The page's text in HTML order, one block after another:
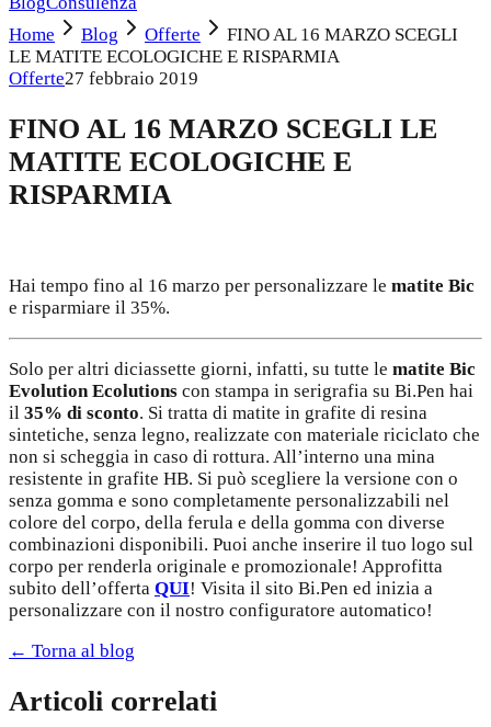
Home
Blog Offerte
FINO AL 16 MARZO SCEGLI
LE MATITE ECOLOGICHE E RISPARMIA
Offerte27 febbraio 2019
FINO AL 16 MARZO SCEGLI LE
MATITE ECOLOGICHE E
RISPARMIA
Hai tempo fino al 16 marzo per personalizzare le matite Bic
e risparmiare il 35%.
Solo per altri diciassette giorni, infatti, su tutte le matite Bic
Evolution Ecolutions con stampa in serigrafia su Bi.Pen hai
il 35% di sconto. Si tratta di matite in grafite di resina
sintetiche, senza legno, realizzate con materiale riciclato che
non si scheggia in caso di rottura. All’interno una mina
resistente in grafite HB. Si può scegliere la versione con o
senza gomma e sono completamente personalizzabili nel
colore del corpo, della ferula e della gomma con diverse
combinazioni disponibili. Puoi anche inserire il tuo logo sul
corpo per renderla originale e promozionale! Approfitta
subito dell’offerta QUI! Visita il sito Bi.Pen ed inizia a
personalizzare con il nostro configuratore automatico!
← Torna al blog
Articoli correlati